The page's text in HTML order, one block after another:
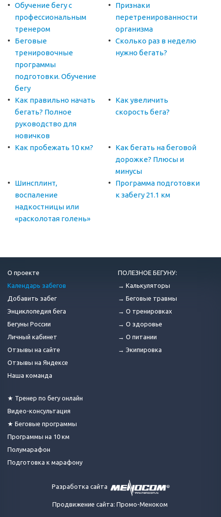
Обучение бегу с
профессиональным
тренером
Признаки
перетренированности
организма
Беговые
тренировочные
программы
подготовки. Обучение
бегу
Сколько раз в неделю
нужно бегать?
Как правильно начать
бегать? Полное
руководство для
новичков
Как увеличить
скорость бега?
Как пробежать 10 км?
Как бегать на беговой
дорожке? Плюсы и
минусы
Шинсплинт,
воспаление
надкостницы или
«расколотая голень»
Программа подготовки
к забегу 21.1 км
О проекте
Календарь забегов
Добавить забег
Энциклопедия бега
Бегуны России
Личный кабинет
Отзывы на сайте
Отзывы на Яндексе
Наша команда
★ Тренер по бегу онлайн
Видео-консультация
★ Беговые программы
Программы на 10 км
Полумарафон
Подготовка к марафону
ПОЛЕЗНОЕ БЕГУНУ:
→ Калькуляторы
→ Беговые травмы
→ О тренировках
→ О здоровье
→ О питании
→ Экипировка
Разработка сайта
Продвижение сайта: Промо-Меноком